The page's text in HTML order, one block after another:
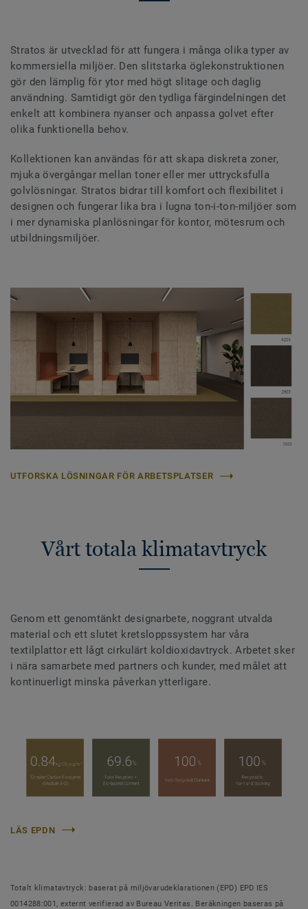
Stratos är utvecklad för att fungera i många olika typer av
kommersiella miljöer. Den slitstarka öglekonstruktionen
gör den lämplig för ytor med högt slitage och daglig
användning. Samtidigt gör den tydliga färgindelningen det
enkelt att kombinera nyanser och anpassa golvet efter
olika funktionella behov.
Kollektionen kan användas för att skapa diskreta zoner,
mjuka övergångar mellan toner eller mer uttrycksfulla
golvlösningar. Stratos bidrar till komfort och flexibilitet i
designen och fungerar lika bra i lugna ton-i-ton-miljöer som
i mer dynamiska planlösningar för kontor, mötesrum och
utbildningsmiljöer.
UTFORSKA LÖSNINGAR FÖR ARBETSPLATSER
Vårt totala klimatavtryck
Genom ett genomtänkt designarbete, noggrant utvalda
material och ett slutet kretsloppssystem har våra
textilplattor ett lågt cirkulärt koldioxidavtryck. Arbetet sker
i nära samarbete med partners och kunder, med målet att
kontinuerligt minska påverkan ytterligare.
LÄS EPDN
Totalt klimatavtryck: baserat på miljövarudeklarationen (EPD) EPD IES
0014288:001, externt verifierad av Bureau Veritas. Beräkningen baseras på